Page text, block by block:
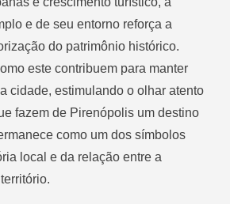
e de seu entorno reforça a
do patrimônio histórico.
este contribuem para manter
cidade, estimulando o olhar atento
fazem de Pirenópolis um destino
como um dos símbolos
local e da relação entre a